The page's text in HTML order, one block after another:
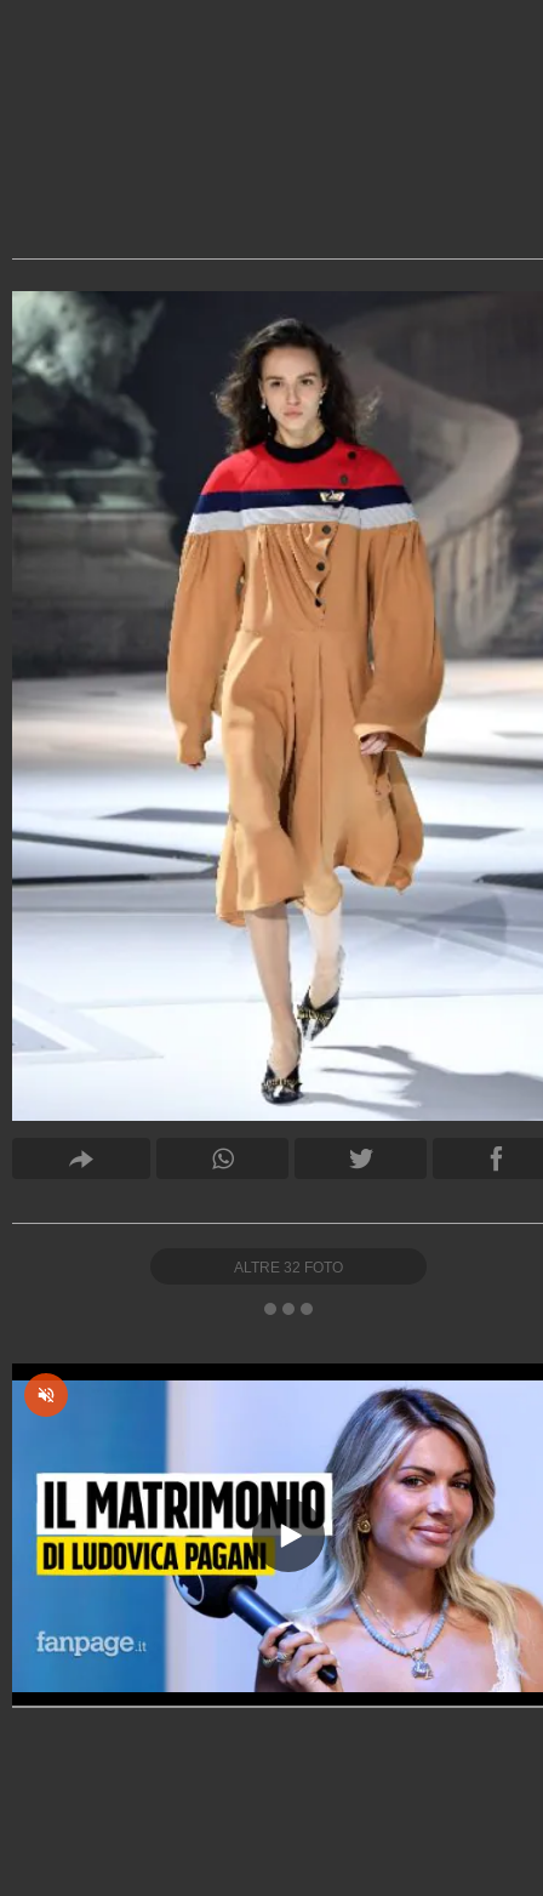
ALTRE 32 FOTO